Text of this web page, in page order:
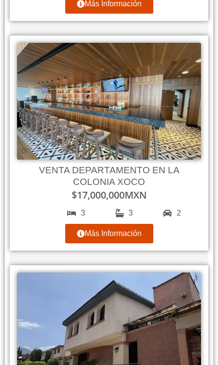
Más Información
VENTA DEPARTAMENTO EN LA
COLONIA XOCO
$17,000,000MXN
3 3 2
Más Información